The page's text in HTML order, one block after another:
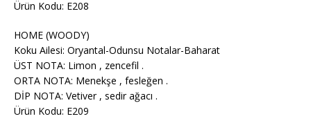
Ürün Kodu: E208
HOME (WOODY)
Koku Ailesi: Oryantal-Odunsu Notalar-Baharat
ÜST NOTA: Limon , zencefil .
ORTA NOTA: Menekşe , fesleğen .
DİP NOTA: Vetiver , sedir ağacı .
Ürün Kodu: E209